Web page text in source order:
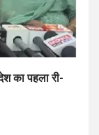
का पहला री-